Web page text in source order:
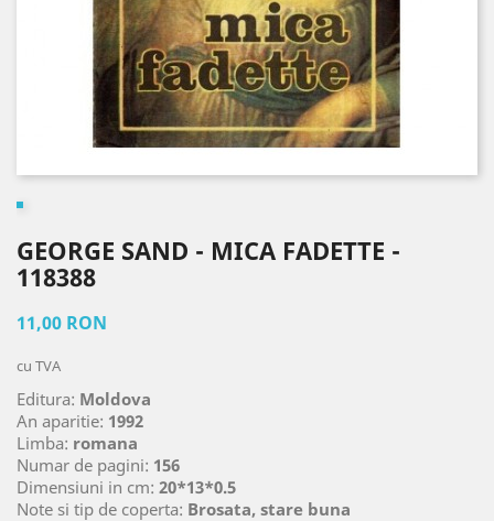
GEORGE SAND - MICA FADETTE -
118388
11,00 RON
cu TVA
Editura: Moldova
An aparitie: 1992
Limba: romana
Numar de pagini: 156
Dimensiuni in cm: 20*13*0.5
Note si tip de coperta: Brosata, stare buna